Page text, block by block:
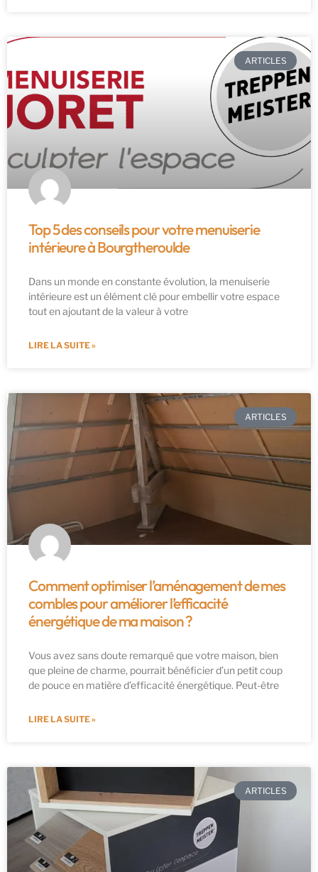
ARTICLES
Top 5 des conseils pour votre menuiserie
intérieure à Bourgtheroulde
Dans un monde en constante évolution, la menuiserie
intérieure est un élément clé pour embellir votre espace
tout en ajoutant de la valeur à votre
LIRE LA SUITE »
ARTICLES
Comment optimiser l’aménagement de mes
combles pour améliorer l’efficacité
énergétique de ma maison ?
Vous avez sans doute remarqué que votre maison, bien
que pleine de charme, pourrait bénéficier d’un petit coup
de pouce en matière d’efficacité énergétique. Peut-être
LIRE LA SUITE »
ARTICLES